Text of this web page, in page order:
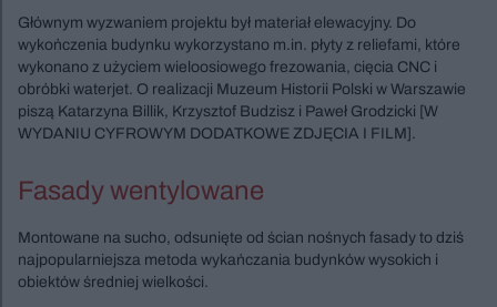
Głównym wyzwaniem projektu był materiał elewacyjny. Do
wykończenia budynku wykorzystano m.in. płyty z reliefami, które
wykonano z użyciem wieloosiowego frezowania, cięcia CNC i
obróbki waterjet. O realizacji Muzeum Historii Polski w Warszawie
piszą Katarzyna Billik, Krzysztof Budzisz i Paweł Grodzicki [W
WYDANIU CYFROWYM DODATKOWE ZDJĘCIA I FILM].
Fasady wentylowane
Montowane na sucho, odsunięte od ścian nośnych fasady to dziś
najpopularniejsza metoda wykańczania budynków wysokich i
obiektów średniej wielkości.